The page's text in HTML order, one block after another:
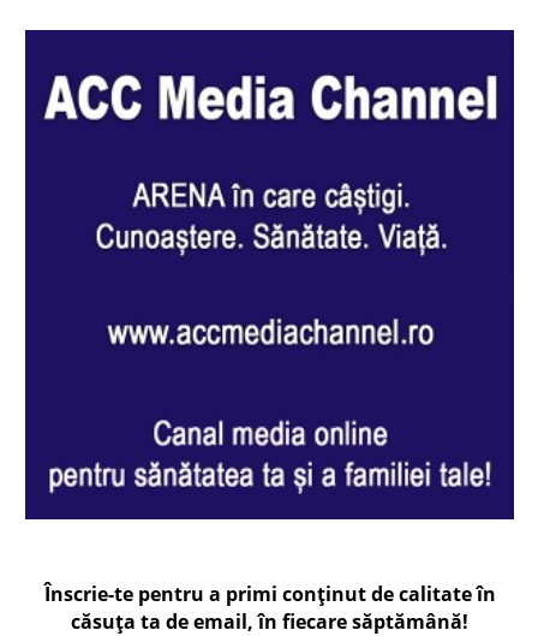
Înscrie-te pentru a primi conținut de calitate în
căsuța ta de email, în fiecaresăptămână!